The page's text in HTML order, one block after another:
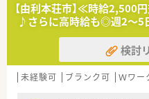
【由利本荘市】≪時給2,500
♪さらに高時給も◎週2～5
検討
未経験可 ブランク可 Ｗワー